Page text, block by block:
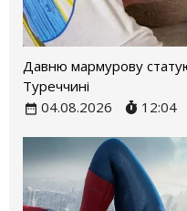
Давню мармурову
Туреччині
04.08.2026
12:04